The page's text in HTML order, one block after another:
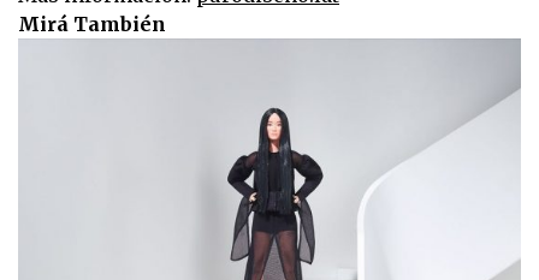
Mirá También